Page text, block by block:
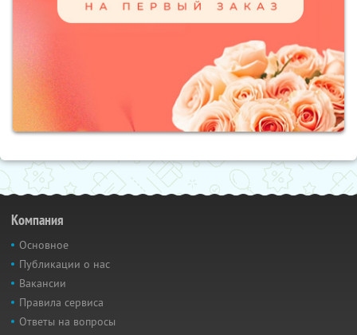
Компания
Основное
Публикации о нас
Вакансии
Правила сервиса
Ответы на вопросы